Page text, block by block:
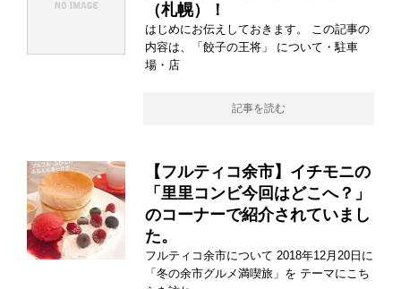
（札幌）！
はじめにお伝えしておきます。 この記事の
内容は、「餃子の王将」 について・駐車
場・店
記事を読む
【フルティコ余市】イチモニの
「里里コンビ今回はどこへ？」
のコーナーで紹介されていまし
た。
フルティコ余市について 2018年12月20日に
「冬の余市グルメ満喫旅」を テーマにこち